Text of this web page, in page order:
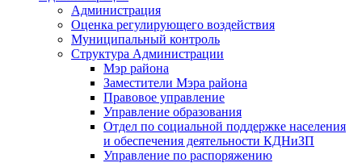
Администрация
Оценка регулирующего воздействия
Муниципальный контроль
Структура Администрации
Мэр района
Заместители Мэра района
Правовое управление
Управление образования
Отдел по социальной поддержке населения
и обеспечения деятельности КДНиЗП
Управление по распоряжению